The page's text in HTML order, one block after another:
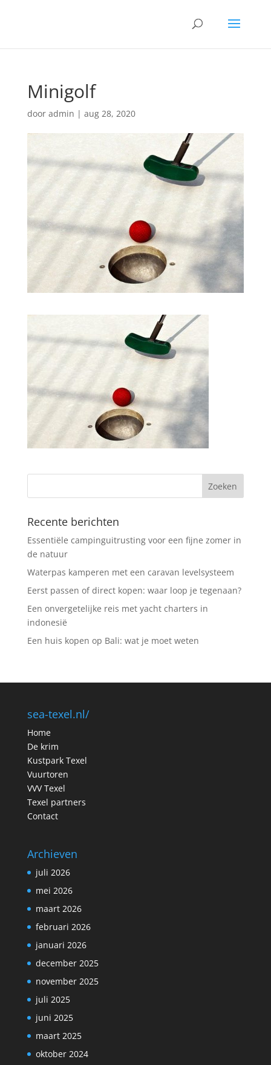
Minigolf
door admin | aug 28, 2020
Recente berichten
Essentiële campinguitrusting voor een fijne zomer in
de natuur
Waterpas kamperen met een caravan levelsysteem
Eerst passen of direct kopen: waar loop je tegenaan?
Een onvergetelijke reis met yacht charters in
indonesië
Een huis kopen op Bali: wat je moet weten
sea-texel.nl/
Home
De krim
Kustpark Texel
Vuurtoren
VVV Texel
Texel partners
Contact
Archieven
juli 2026
mei 2026
maart 2026
februari 2026
januari 2026
december 2025
november 2025
juli 2025
juni 2025
maart 2025
oktober 2024